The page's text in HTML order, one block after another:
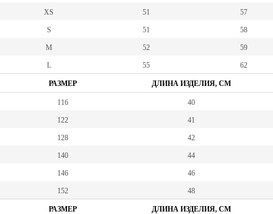
XS 51 57
S 51 58
M 52 59
L 55 62
РАЗМЕР ДЛИНА ИЗДЕЛИЯ, СМ
116 40
122 41
128 42
140 44
146 46
152 48
РАЗМЕР ДЛИНА ИЗДЕЛИЯ, СМ